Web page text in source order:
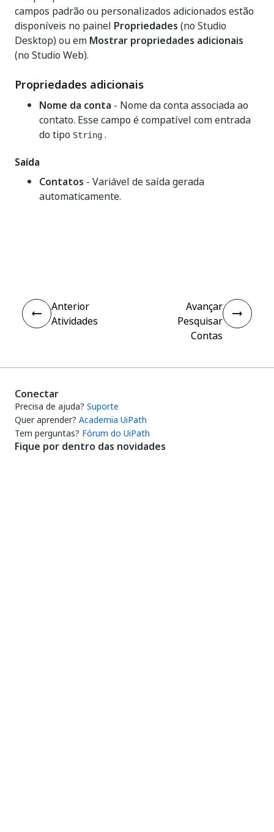
campos padrão ou personalizados adicionados estão
disponíveis no painel Propriedades (no Studio
Desktop) ou em Mostrar propriedades adicionais
(no Studio Web).
Propriedades adicionais
Nome da conta - Nome da conta associada ao
contato. Esse campo é compatível com entrada
do tipo String .
Saída
Contatos - Variável de saída gerada
automaticamente.
Anterior
Atividades
Avançar
Pesquisar
Contas
Conectar
Precisa de ajuda? Suporte
Quer aprender? Academia UiPath
Tem perguntas? Fórum do UiPath
Fique por dentro das novidades